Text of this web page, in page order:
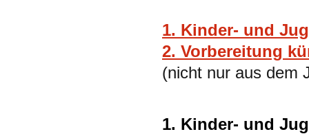
1. Kinder- und
2. Vorbereitung
(nicht nur aus dem
1. Kinder- und